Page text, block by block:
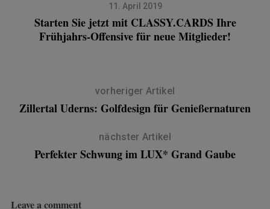
11. April 2019
Starten Sie jetzt mit CLASSY.CARDS Ihre
Frühjahrs-Offensive für neue Mitglieder!
vorheriger Artikel
Zillertal Uderns: Golfdesign für Genießernaturen
nächster Artikel
Perfekter Schwung im LUX* Grand Gaube
Leave a comment